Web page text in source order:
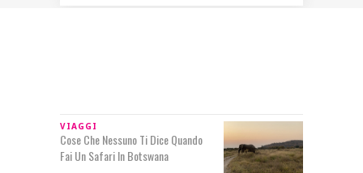
VIAGGI
Cose Che Nessuno Ti Dice Quando
Fai Un Safari In Botswana